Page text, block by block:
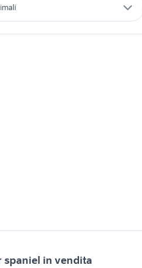
in vendita